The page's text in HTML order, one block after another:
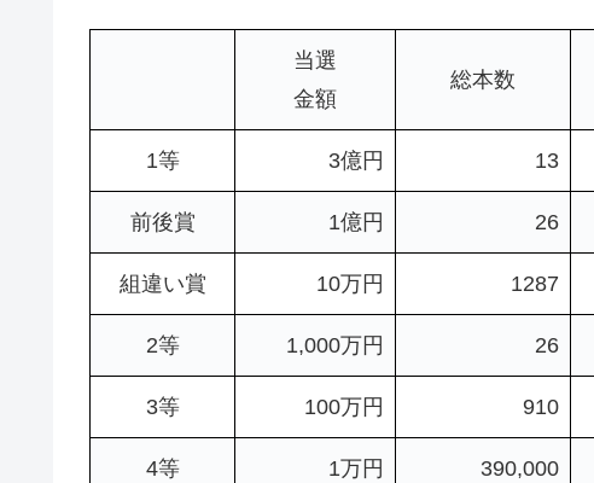
当選
金額
総本数
1等 3億円 13
前後賞 1億円 26
組違い賞 10万円 1287
2等 1,000万円 26
3等 100万円 910
4等 1万円 390,000